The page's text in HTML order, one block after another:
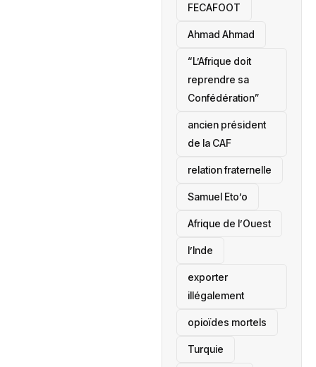
FECAFOOT
‎Ahmad Ahmad
“L’Afrique doit
reprendre sa
Confédération”
ancien président
de la CAF
relation fraternelle
Samuel Eto’o
Afrique de l’Ouest
l’Inde
exporter
illégalement
opioïdes mortels
‎Turquie